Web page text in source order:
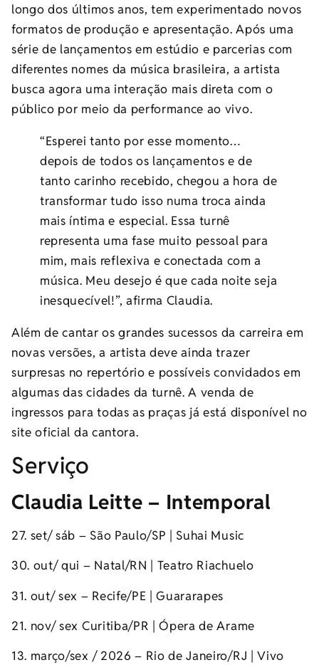
longo dos últimos anos, tem experimentado novos
formatos de produção e apresentação. Após uma
série de lançamentos em estúdio e parcerias com
diferentes nomes da música brasileira, a artista
busca agora uma interação mais direta com o
público por meio da performance ao vivo.
“Esperei tanto por esse momento…
depois de todos os lançamentos e de
tanto carinho recebido, chegou a hora de
transformar tudo isso numa troca ainda
mais íntima e especial. Essa turnê
representa uma fase muito pessoal para
mim, mais reflexiva e conectada com a
música. Meu desejo é que cada noite seja
inesquecível!”, afirma Claudia.
Além de cantar os grandes sucessos da carreira em
novas versões, a artista deve ainda trazer
surpresas no repertório e possíveis convidados em
algumas das cidades da turnê. A venda de
ingressos para todas as praças já está disponível no
site oficial da cantora.
Serviço
Claudia Leitte – Intemporal
27. set/ sáb – São Paulo/SP | Suhai Music
30. out/ qui – Natal/RN | Teatro Riachuelo
31. out/ sex – Recife/PE | Guararapes
21. nov/ sex Curitiba/PR | Ópera de Arame
13. março/sex / 2026 – Rio de Janeiro/RJ | Vivo